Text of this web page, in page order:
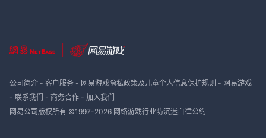
公司简介- 客户服务- 网易游戏隐私政策及儿童个人信息保护规则 - 网易游戏
- 联系我们 - 商务合作- 加入我们
网易公司版权所有 ©1997-2026 网络游戏行业防沉迷自律公约